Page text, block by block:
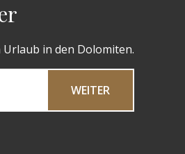
in den Dolomiten.
WEITER